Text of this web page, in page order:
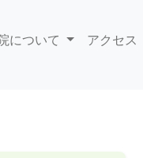
について アクセス